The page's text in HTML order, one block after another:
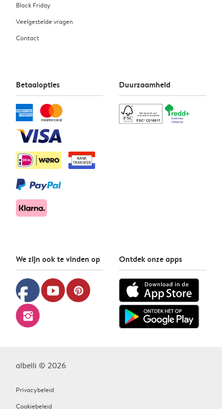
Black Friday
Veelgestelde vragen
Contact
Betaalopties Duurzaamheid
We zijn ook te vinden op
facebook youtube pinterest
instagram
Ontdek onze apps
albelli © 2026
Privacybeleid
Cookiebeleid